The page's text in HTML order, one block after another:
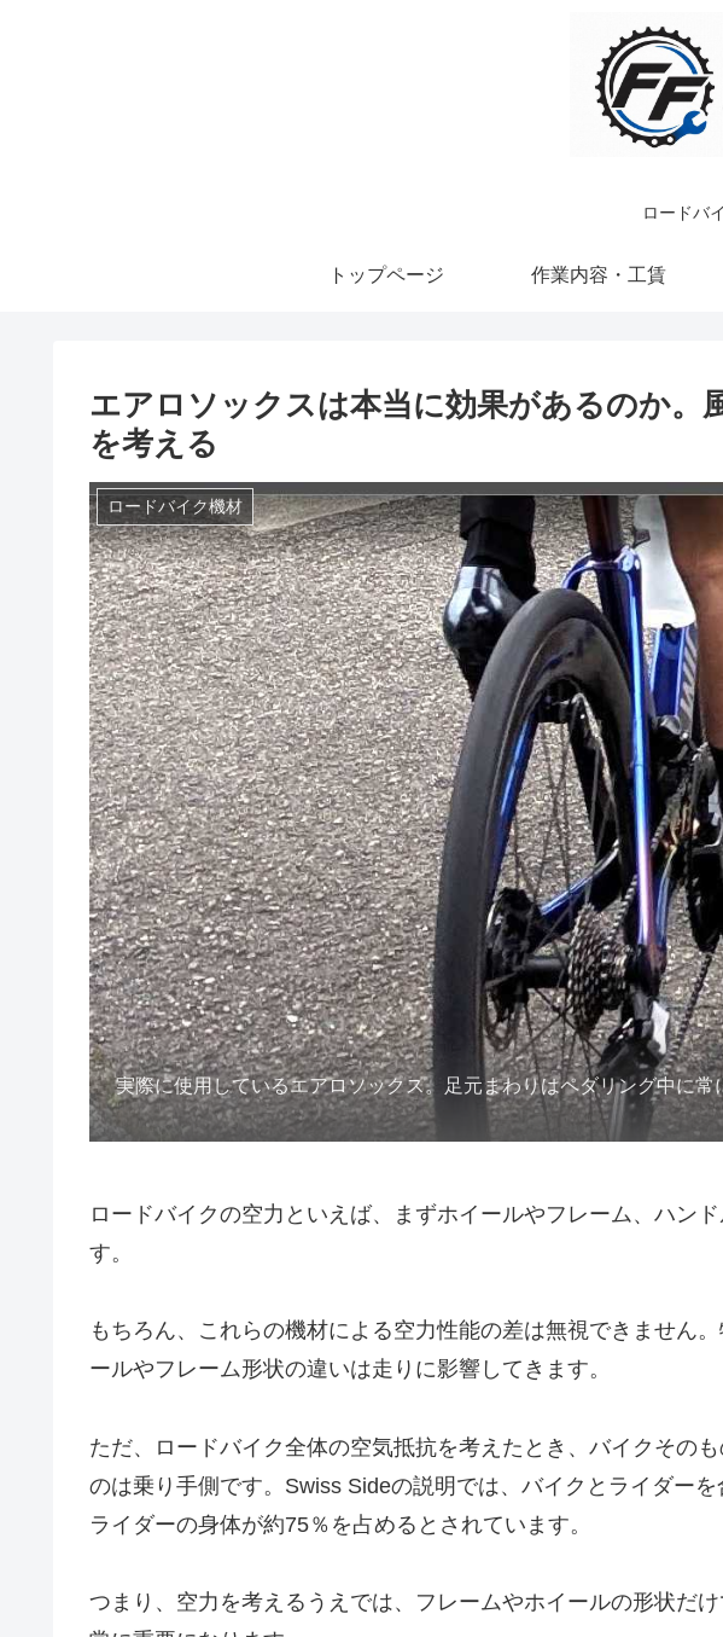
ロードバ
トップページ 作業内容・工賃
エアロソックスは本当に効果があるのか。
を考える
ロードバイク機材
実際に使用しているエアロソックス。足元まわりはペダリング中に
ロードバイクの空力といえば、まずホイールやフレーム、ハン
す。
もちろん、これらの機材による空力性能の差は無視できません
ールやフレーム形状の違いは走りに影響してきます。
ただ、ロードバイク全体の空気抵抗を考えたとき、バイクその
のは乗り手側です。Swiss Sideの説明では、バイクとライダーを
ライダーの身体が約75％を占めるとされています。
つまり、空力を考えるうえでは、フレームやホイールの形状だ